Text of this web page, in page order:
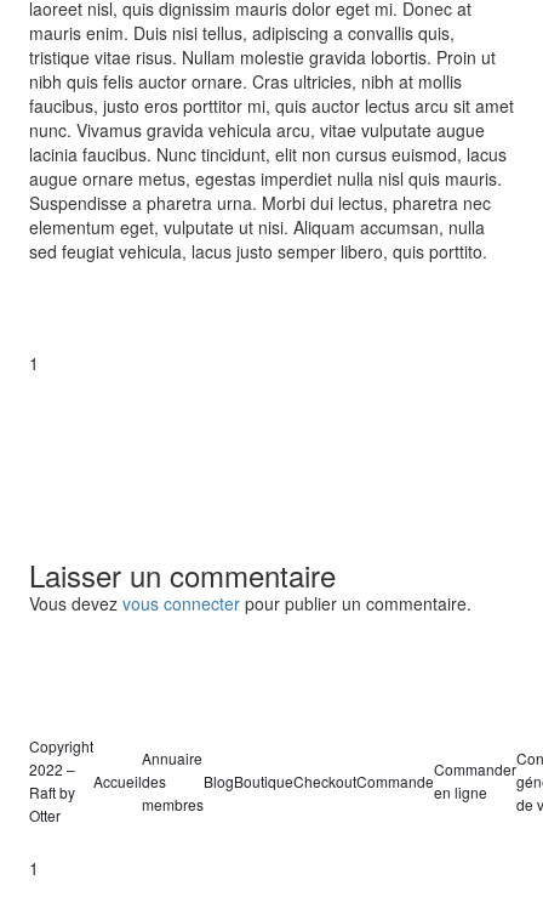
laoreet nisl, quis dignissim mauris dolor eget mi. Donec at
mauris enim. Duis nisi tellus, adipiscing a convallis quis,
tristique vitae risus. Nullam molestie gravida lobortis. Proin ut
nibh quis felis auctor ornare. Cras ultricies, nibh at mollis
faucibus, justo eros porttitor mi, quis auctor lectus arcu sit amet
nunc. Vivamus gravida vehicula arcu, vitae vulputate augue
lacinia faucibus. Nunc tincidunt, elit non cursus euismod, lacus
augue ornare metus, egestas imperdiet nulla nisl quis mauris.
Suspendisse a pharetra urna. Morbi dui lectus, pharetra nec
elementum eget, vulputate ut nisi. Aliquam accumsan, nulla
sed feugiat vehicula, lacus justo semper libero, quis porttito.
1
Laisser un commentaire
Vous devez vous connecter pour publier un commentaire.
Copyright
2022 –
Raft by
Otter
Accueil
Annuaire
des
membres
BlogBoutiqueCheckoutCommande
Commander
en ligne
de
1